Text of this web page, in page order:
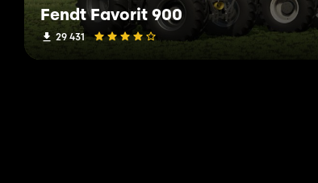
Fendt Favorit 900
29 431